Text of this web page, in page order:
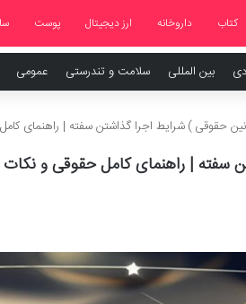
کتاب داروخانه ارز دیجیتال پوست
بین المللی سلامت و تندرستی عمومی
حقوقی ) شرایط اجرا گذاشتن سفته | راهنمای
سفته | راهنمای کامل حقوقی و